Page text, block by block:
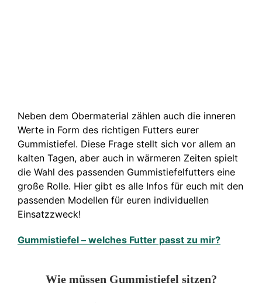
Neben dem Obermaterial zählen auch die inneren
Werte in Form des richtigen Futters eurer
Gummistiefel. Diese Frage stellt sich vor allem an
kalten Tagen, aber auch in wärmeren Zeiten spielt
die Wahl des passenden Gummistiefelfutters eine
große Rolle. Hier gibt es alle Infos für euch mit den
passenden Modellen für euren individuellen
Einsatzzweck!
Gummistiefel – welches Futter passt zu mir?
Wie müssen Gummistiefel sitzen?